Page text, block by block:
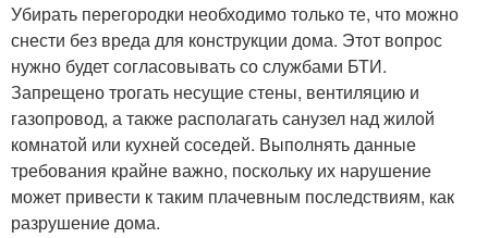
Убирать перегородки необходимо только те, что можно
снести без вреда для конструкции дома. Этот вопрос
нужно будет согласовывать со службами БТИ.
Запрещено трогать несущие стены, вентиляцию и
газопровод, а также располагать санузел над жилой
комнатой или кухней соседей. Выполнять данные
требования крайне важно, поскольку их нарушение
может привести к таким плачевным последствиям, как
разрушение дома.